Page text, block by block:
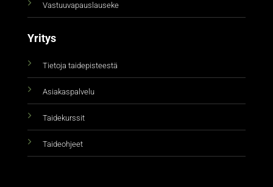
Vastuuvapauslauseke
Yritys
Tietoja taidepisteestä
Asiakaspalvelu
Taidekurssit
Taideohjeet